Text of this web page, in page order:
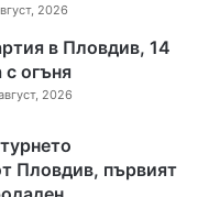
2026
в Пловдив, 14
с огъня
2026
Пловдив, първият